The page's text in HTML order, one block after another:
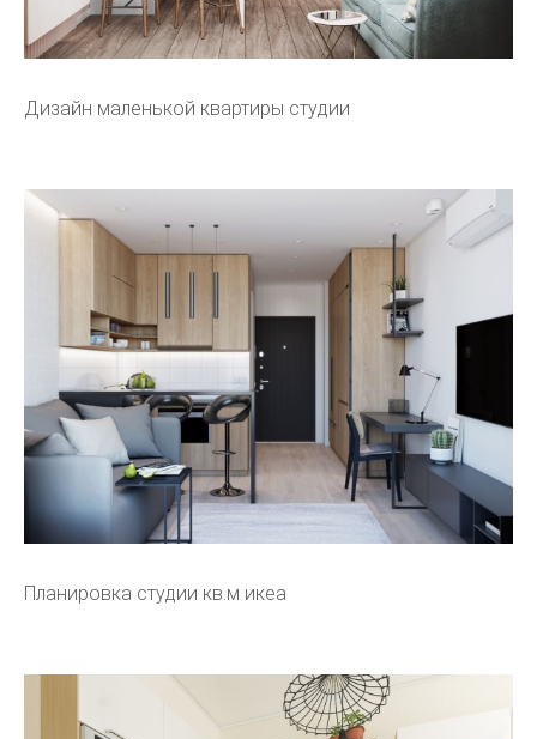
Дизайн маленькой квартиры студии
Планировка студии кв.м икеа